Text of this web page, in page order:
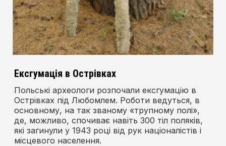
Ексгумація в Острівках
Польські археологи розпочали ексгумацію в
Острівках під Любомлем. Роботи ведуться, в
основному, на так званому «трупному полі»,
де, можливо, спочиває навіть 300 тіл поляків,
які загинули у 1943 році від рук націоналістів і
місцевого населення.